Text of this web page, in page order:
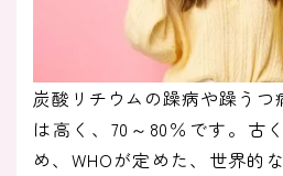
炭酸リチウムの躁病や躁う
は高く、70～80％です。古
め、WHOが定めた、世界的